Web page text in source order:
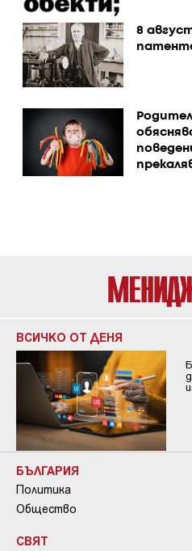
8
ВСИЧКО ОТ ДЕНЯ
БЪЛГАРИЯ
Политика
Общество
СВЯТ